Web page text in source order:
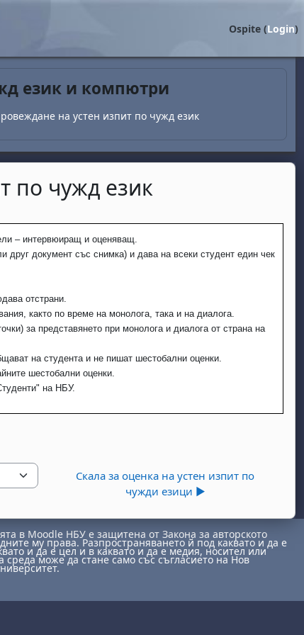
Ospite (Login)
език и компютри
на устен изпит по чужд език
по чужд език
– интервюиращ и оценяващ.
друг документ със снимка) и дава на всеки студент един чек
отстрани.
както по време на монолога, така и на диалога.
за представянето при монолога и диалога от страна на
на студента и не пишат шестобални оценки.
шестобални оценки.
на НБУ.
Скала за оценка на устен изпит по
чужди езици ▶︎
в Moodle НБУ е защитена от Закона за авторското
му права. Разпространяването й под каквато и да е
и да е цел и в каквато и да е медия, носител или
може да стане само със съгласието на Нов